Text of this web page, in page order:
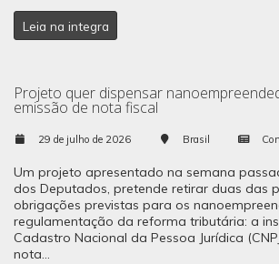
Leia na integra
Projeto quer dispensar
emissão de nota fiscal
29 de julho de 2026 Brasil
Um projeto apresentado na semana
dos Deputados, pretende retirar duas das
obrigações previstas para os
regulamentação da reforma tributária: a
Cadastro Nacional da Pessoa Jurídica
nota...